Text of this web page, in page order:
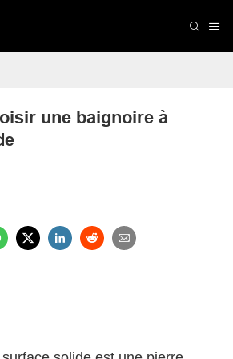
une baignoire à